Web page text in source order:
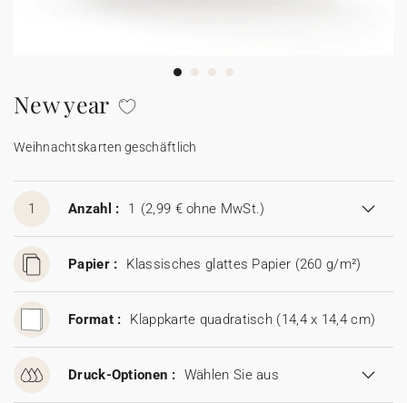
Aufkleber
New year
Weihnachtskarten geschäftlich
1 Anzahl : 1 (2,99 € ohne MwSt.)
Papier : Klassisches glattes Papier (260 g/m²)
Format : Klappkarte quadratisch (14,4 x 14,4 cm)
Druck-Optionen : Wählen Sie aus